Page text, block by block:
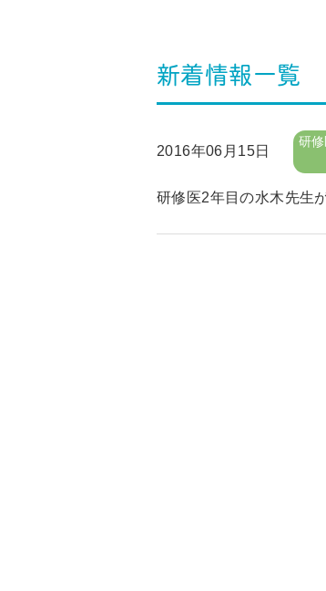
新着情報一覧
2016年06月15日
研
研修医2年目の水木先生